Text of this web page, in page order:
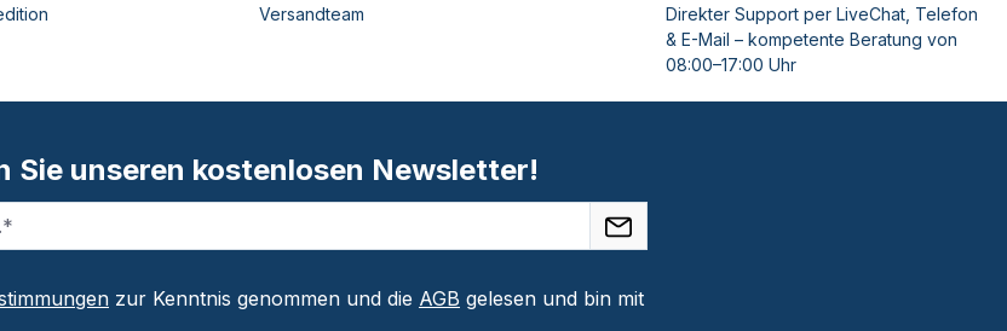
Versandteam
Direkter Support per LiveChat, Telefon
& E-Mail – kompetente Beratung von
08:00–17:00 Uhr
Sie unseren kostenlosen Newsletter!
zur Kenntnis genommen und die AGB gelesen und bin mit